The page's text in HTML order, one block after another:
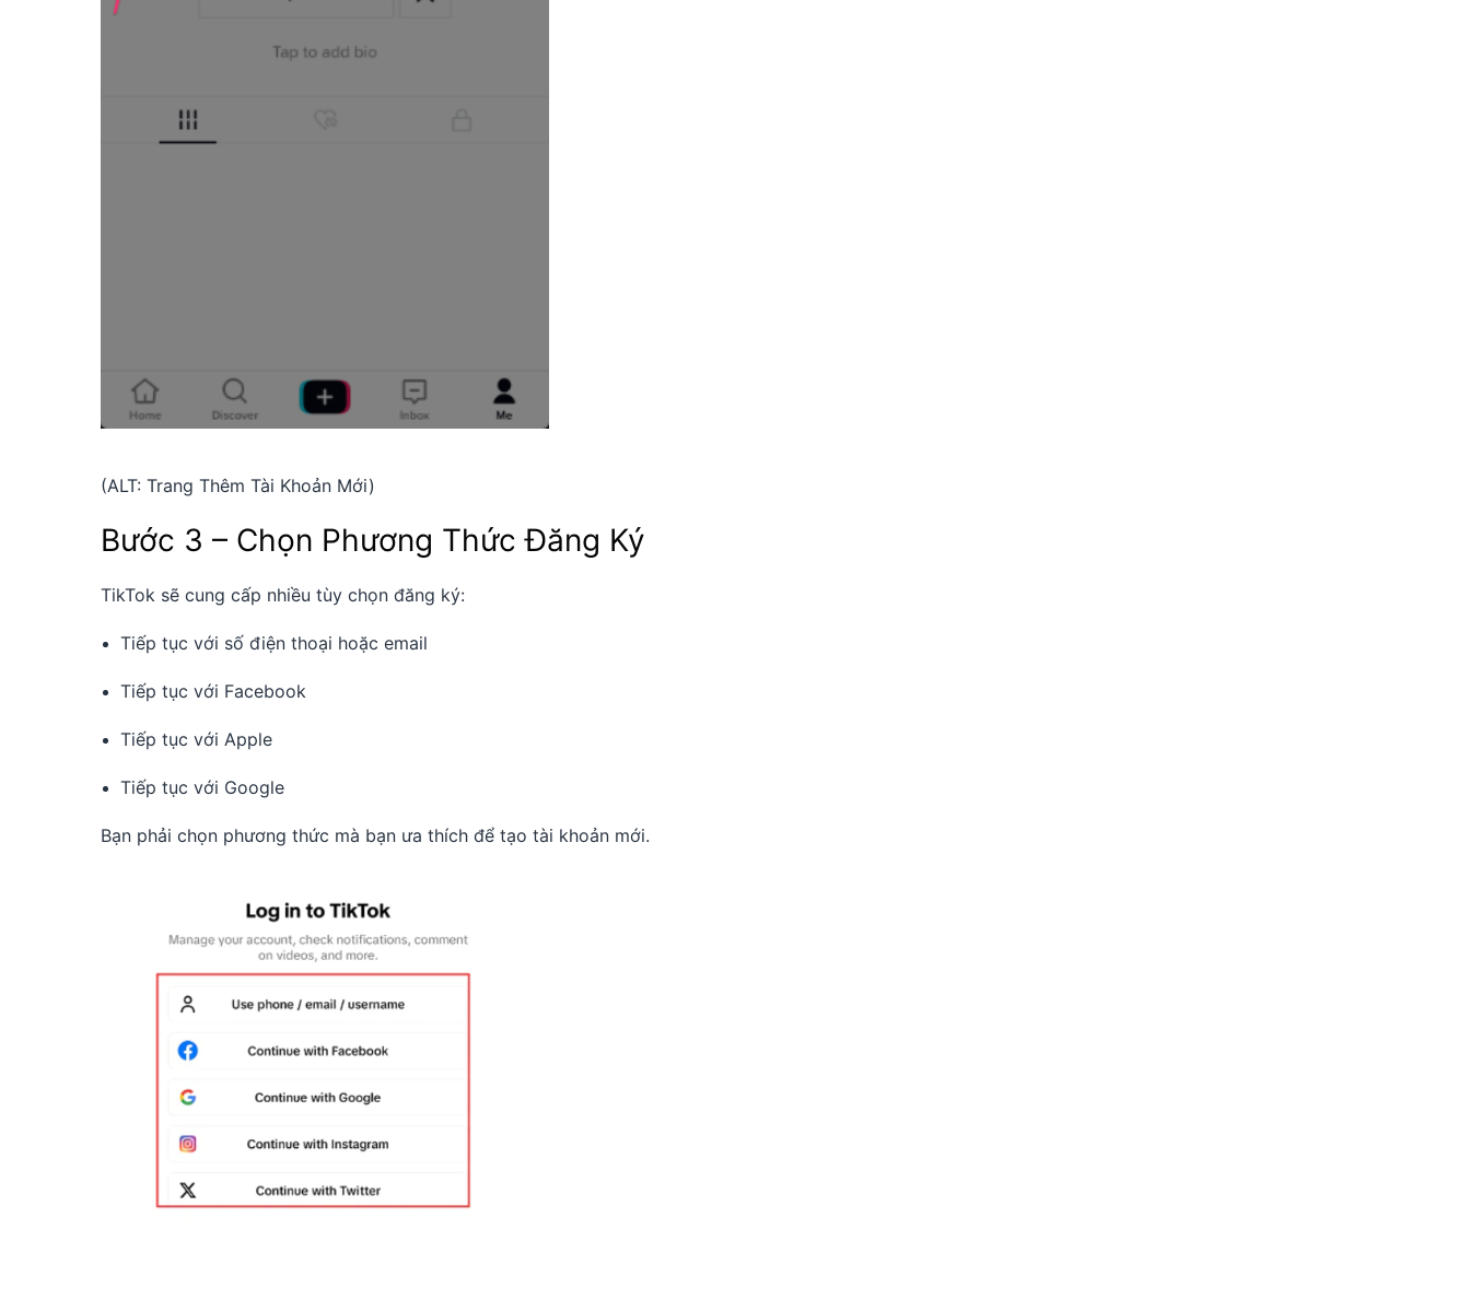
(ALT: Trang Thêm Tài Khoản Mới)
Bước 3 – Chọn Phương Thức Đăng Ký
TikTok sẽ cung cấp nhiều tùy chọn đăng ký:
Tiếp tục với số điện thoại hoặc email
Tiếp tục với Facebook
Tiếp tục với Apple
Tiếp tục với Google
Bạn phải chọn phương thức mà bạn ưa thích để tạo tài khoản mới.